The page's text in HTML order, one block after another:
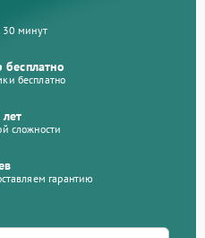
30 минут
бесплатно
сложности
гарантию